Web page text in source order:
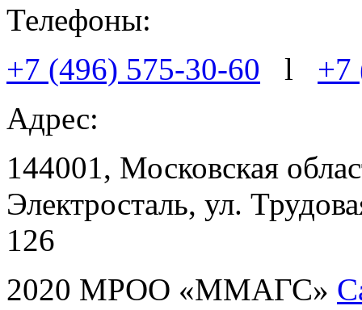
Телефоны:
+7 (496) 575-30-60 l +7
Адрес:
144001, Московская
Электросталь, ул.
126
2020 МРОО «ММАГС»